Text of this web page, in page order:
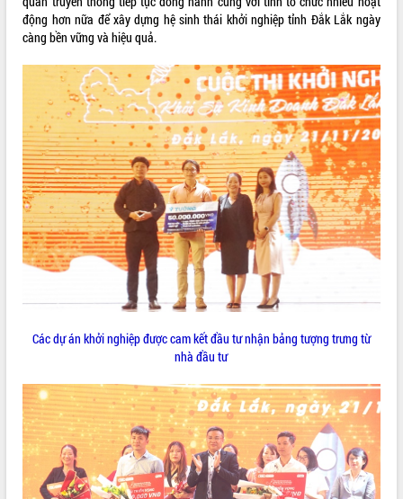
vùng trồng và doanh nghiệp đóng gói
sầu riêng tại Đắk Lắk
món ăn từ sầu riêng
Đắk Lắk công bố Quy hoạch và xúc
tiến đầu tư tỉnh
Ngành cá ngừ Đắk Lắk chủ động thích
ứng để giữ vững thị trường xuất khẩu
Diễn đàn Kinh tế tư nhân Việt Nam đột
phá cơ chế - Hợp tác công tư
Đề án 06 tạo bước ngoặt đột phá trong
cải cách hành chính tỉnh Đắk Lắk
Kết nối tour, đẩy mạnh chuyển đổi số
để phát triển du lịch Đắk Lắk
Khởi động Dự án Đầu tư xây dựng hạ
tầng kỹ thuật Cụm công nghiệp Tân
Tiến
Gặp mặt các cơ quan báo chí nhân Kỷ
mạng Việt Nam
Đắk Lắk sơ kết 4 năm triển khai thực
hiện Đề án 06 của Chính phủ
Họp báo thông tin về Hội nghị Công bố
Quy hoạch và Xúc tiến đầu tư tỉnh Đắk
Lắk
động hơn nữa để xây dựng hệ sinh thái khởi nghiệp tỉnh Đắk Lắk ngày
càng bền vững và hiệu quả.
Các dự án khởi nghiệp được cam kết đầu tư nhận bảng tượng trưng từ
nhà đầu tư